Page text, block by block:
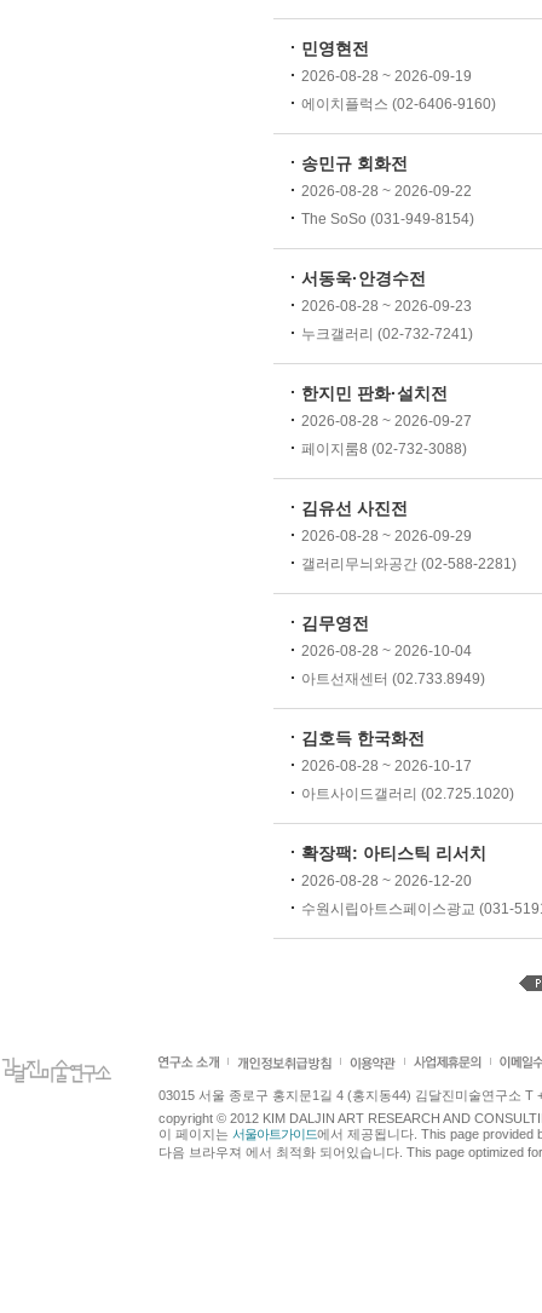
민영현전
2026-08-28 ~ 2026-09-19
에이치플럭스 (02-6406-9160)
송민규 회화전
2026-08-28 ~ 2026-09-22
The SoSo (031-949-8154)
서동욱·안경수전
2026-08-28 ~ 2026-09-23
누크갤러리 (02-732-7241)
한지민 판화·설치전
2026-08-28 ~ 2026-09-27
페이지룸8 (02-732-3088)
김유선 사진전
2026-08-28 ~ 2026-09-29
갤러리무늬와공간 (02-588-2281)
김무영전
2026-08-28 ~ 2026-10-04
아트선재센터 (02.733.8949)
김호득 한국화전
2026-08-28 ~ 2026-10-17
아트사이드갤러리 (02.725.1020)
확장팩: 아티스틱 리서치
2026-08-28 ~ 2026-12-20
수원시립아트스페이스광교 (031-
03015 서울 종로구 홍지문1길 4 (홍지동44) 김달진미술연구소 T
copyright © 2012 KIM DALJIN ART RESEARCH AND
이 페이지는 서울아트가이드에서 제공됩니다. This page provided
다음 브라우져 에서 최적화 되어있습니다. This page optimized